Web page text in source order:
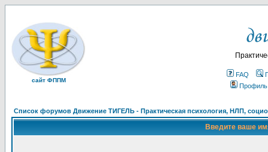
сайт ФППМ
FAQ
Профиль
Список форумов Движение ТИГЕЛЬ - Практическая психология, НЛП,
Введите ваше